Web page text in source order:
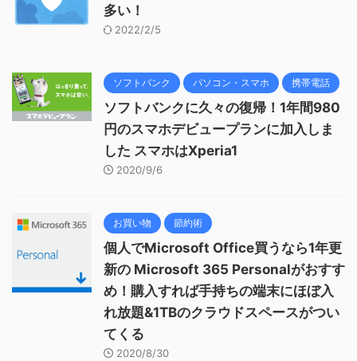
多い！
2022/2/5
ソフトバンク パソコン・スマホ 携帯電話
ソフトバンクに久々の復帰！1年間980
円のスマホデビュープランに加入しま
した スマホはXperia1
2020/9/6
お買い物 節約術
個人でMicrosoft Office買うなら1年更
新の Microsoft 365 Personalがおすす
め！購入すれば手持ちの端末にほぼ入
れ放題&1TBのクラウドスペースがつい
てくる
2020/8/30